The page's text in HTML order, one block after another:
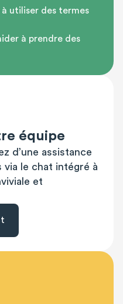
utiliser des termes
à prendre des
équipe
d’une assistance
le chat intégré à
et